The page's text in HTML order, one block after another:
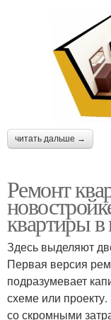
читать дальше →
Ремонт
квартиры
Здесь выделяют
Первая версия
подразумевает
схеме или
со скромными